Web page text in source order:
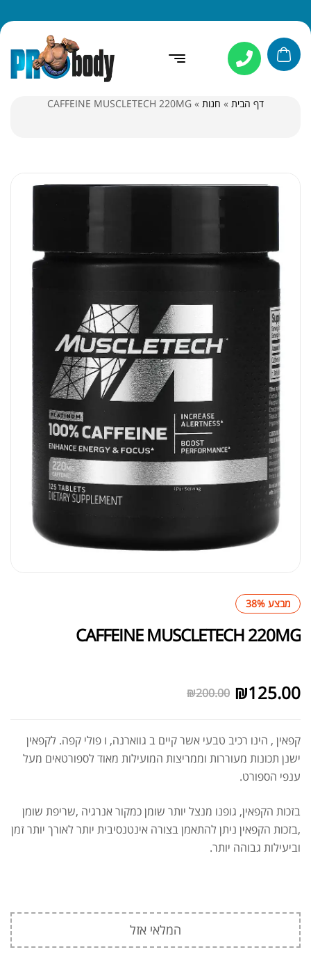
דף הבית » חנות »
CAFFEINE MUSCLETECH 220MG
מבצע 38%
CAFFEINE MUSCLETECH 220MG
₪200.00 ₪125.00
קפאין , הינו רכיב טבעי אשר קיים ב גווארנה, ו פולי קפה. לקפאין
ישנן תכונות מעוררות וממריצות המועילות מאוד לספורטאים מעל
ענפי הספורט.
בזכות הקפאין, גופנו מנצל יותר שומן כמקור אנרגיה ,שריפת שומן
,בזכות הקפאין ניתן להתאמן בצורה אינטנסיבית יותר לאורך יותר זמן
וביעילות גבוהה יותר.
המלאי אזל